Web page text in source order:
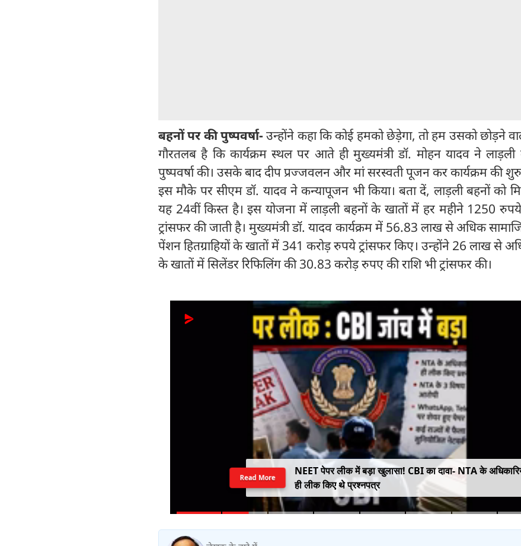
बहनों पर की पुष्पवर्षा-उन्होंने कहा कि कोई हमको छेड़ेगा, तो हम उसको छोड़ने
गौरतलब है कि कार्यक्रम स्थल पर आते ही मुख्यमंत्री डॉ. मोहन यादव ने लाड़ली
पुष्पवर्षा की। उसके बाद दीप प्रज्जवलन और मां सरस्वती पूजन कर कार्यक्रम की
इस मौके पर सीएम डॉ. यादव ने कन्यापूजन भी किया। बता दें, लाड़ली बहनों को
यह 24वीं किस्त है। इस योजना में लाड़ली बहनों के खातों में हर महीने 1250 रुपये
ट्रांसफर की जाती है। मुख्यमंत्री डॉ. यादव कार्यक्रम में 56.83 लाख से अधिक
पेंशन हितग्राहियों के खातों में 341 करोड़ रुपये ट्रांसफर किए। उन्होंने 26 लाख से
के खातों में सिलेंडर रिफिलिंग की 30.83 करोड़ रुपए की राशि भी ट्रांसफर की।
NEET पेपर लीक में बड़ा खुलासा! CBI का दावा- NTA के
ही लीक किए थे प्रश्नपत्र
Read More